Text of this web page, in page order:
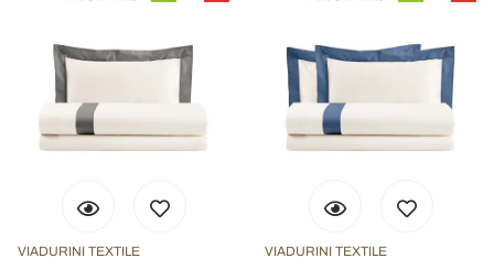
VIADURINI TEXTILE VIADURINI TEXTILE